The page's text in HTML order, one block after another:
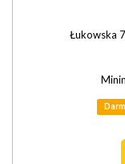
Łukowska